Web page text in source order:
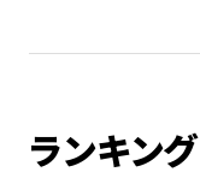
ランキング